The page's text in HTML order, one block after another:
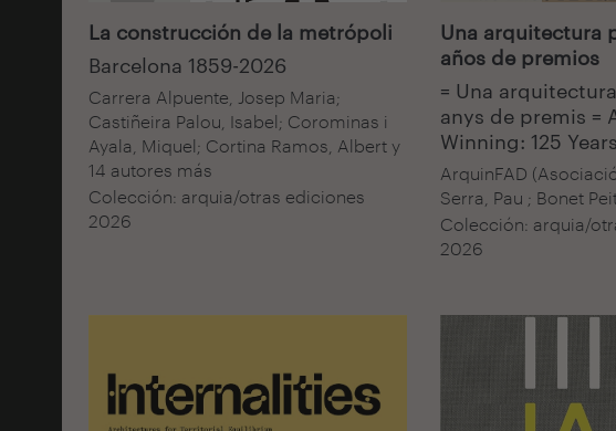
La construcción de la metrópoli
Barcelona 1859-2026
Carrera Alpuente, Josep Maria;
Castiñeira Palou, Isabel; Corominas i
Ayala, Miquel; Cortina Ramos, Albert y
14 autores más
Colección: arquia/otras ediciones
2026
Una arquitectura
años de premios
= Una
anys de premis =
Winning: 125
ArquinFAD
Serra, Pau ‎; Bonet
Colección: arquia/
2026